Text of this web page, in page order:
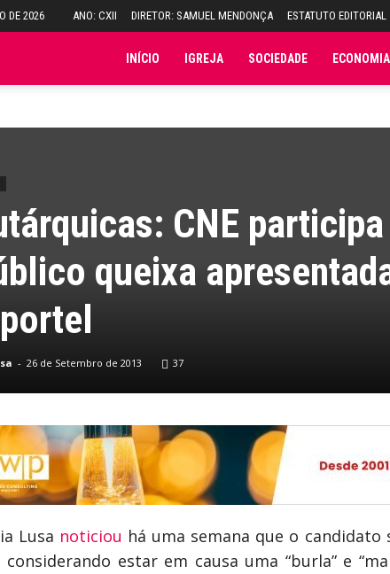
DE 2026 ANO: CXII DIRETOR: SAMUEL MENDONÇA ESTATUTO EDITORIAL
INÍCIO IGREJA SOCIEDADE ECONOMIA
CNE
queixa
- 26 de Setembro de 2013 37
Lusa noticiou há uma semana que o
considerando estar em causa uma “burla” e